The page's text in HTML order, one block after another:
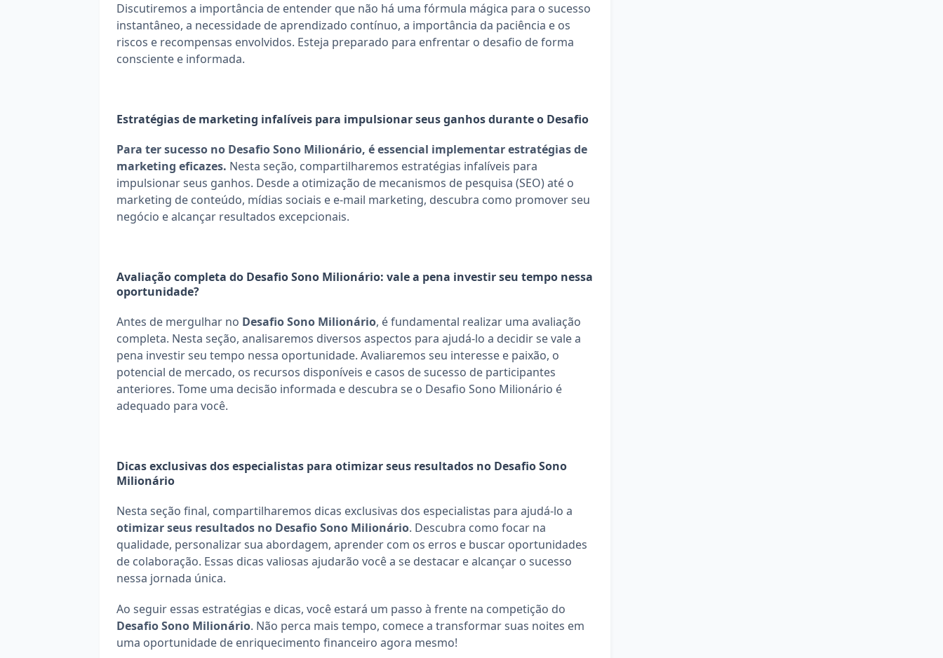
Discutiremos a importância de entender que não há uma fórmula mágica para o sucesso
instantâneo, a necessidade de aprendizado contínuo, a importância da paciência e os
riscos e recompensas envolvidos. Esteja preparado para enfrentar o desafio de forma
consciente e informada.
Estratégias de marketing infalíveis para impulsionar seus ganhos durante o Desafio
Para ter sucesso no Desafio Sono Milionário, é essencial implementar estratégias de
marketing eficazes. Nesta seção, compartilharemos estratégias infalíveis para
impulsionar seus ganhos. Desde a otimização de mecanismos de pesquisa (SEO) até o
marketing de conteúdo, mídias sociais e e-mail marketing, descubra como promover seu
negócio e alcançar resultados excepcionais.
Avaliação completa do Desafio Sono Milionário: vale a pena investir seu tempo nessa
oportunidade?
Antes de mergulhar no Desafio Sono Milionário, é fundamental realizar uma avaliação
completa. Nesta seção, analisaremos diversos aspectos para ajudá-lo a decidir se vale a
pena investir seu tempo nessa oportunidade. Avaliaremos seu interesse e paixão, o
potencial de mercado, os recursos disponíveis e casos de sucesso de participantes
anteriores. Tome uma decisão informada e descubra se o Desafio Sono Milionário é
adequado para você.
Dicas exclusivas dos especialistas para otimizar seus resultados no Desafio Sono
Milionário
otimizar seus resultados no Desafio Sono Milionário. Descubra como focar na
qualidade, personalizar sua abordagem, aprender com os erros e buscar oportunidades
de colaboração. Essas dicas valiosas ajudarão você a se destacar e alcançar o sucesso
nessa jornada única.
Desafio Sono Milionário. Não perca mais tempo, comece a transformar suas noites em
uma oportunidade de enriquecimento financeiro agora mesmo!